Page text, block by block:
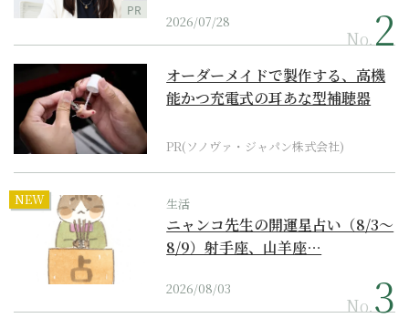
PR
2026/07/28
No.
オーダーメイドで製作する、高機
能かつ充電式の耳あな型補聴器
PR(ソノヴァ・ジャパン株式会社)
NEW 生活
ニャンコ先生の開運星占い（8/3～
8/9）射手座、山羊座…
2026/08/03
No.